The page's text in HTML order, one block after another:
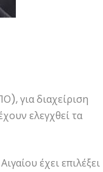
για διαχείριση
ελεγχθεί τα
έχει επιλέξει